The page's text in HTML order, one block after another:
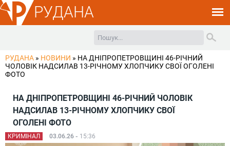
РУДАНА
РУДАНА » НОВИНИ » НА ДНІПРОПЕТРОВЩИНІ 46-РІЧНИЙ
ЧОЛОВІК НАДСИЛАВ 13-РІЧНОМУ ХЛОПЧИКУ СВОЇ ОГОЛЕНІ
ФОТО
НА ДНІПРОПЕТРОВЩИНІ 46-РІЧНИЙ ЧОЛОВІК
НАДСИЛАВ 13-РІЧНОМУ ХЛОПЧИКУ СВОЇ
ОГОЛЕНІ ФОТО
КРИМІНАЛ 03.06.26 - 15:36